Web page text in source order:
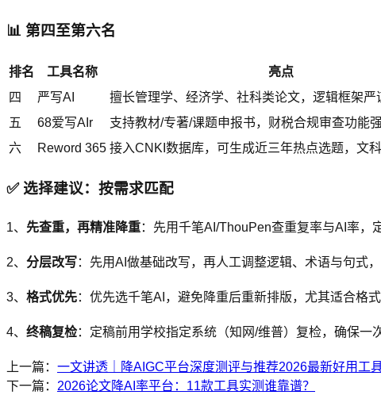
📊 第四至第六名
排名 工具名称 亮点
四
严写AI 擅长管理学、经济学、社科类论文，逻辑框架严
五
68爱写AIr 支持教材/专著/课题申报书，财税合规审查功能强
六
Reword 365 接入CNKI数据库，可生成近三年热点选题，文
✅ 选择建议：按需求匹配
1、 先查重，再精准降重：先用千笔AI/ThouPen查重复率与AI率，
2、 分层改写：先用AI做基础改写，再人工调整逻辑、术语与句式
3、 格式优先：优先选千笔AI，避免降重后重新排版，尤其适合格
4、 终稿复检：定稿前用学校指定系统（知网/维普）复检，确保一
上一篇： 一文讲透｜降AIGC平台深度测评与推荐2026最新好用工
下一篇： 2026论文降AI率平台：11款工具实测谁靠谱？